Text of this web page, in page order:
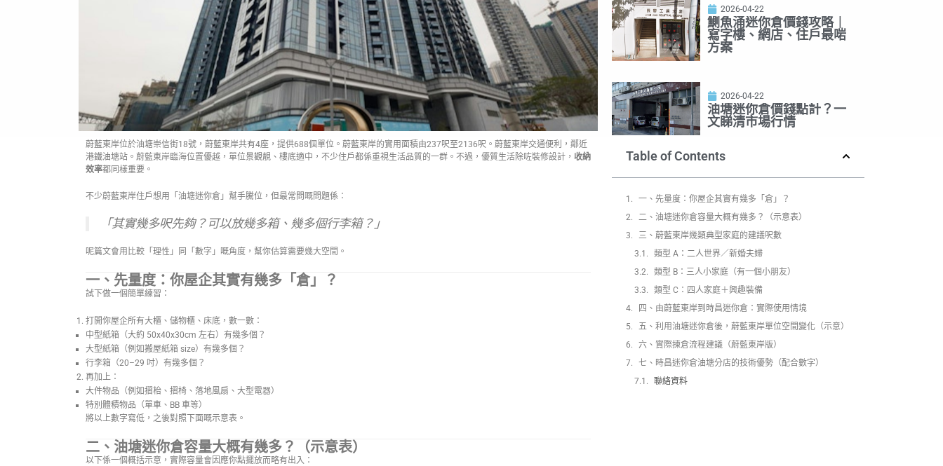
蔚藍東岸位於油塘崇信街18號，蔚藍東岸共有4座，提供688個單位。蔚藍東岸的實用面積由237呎至2136呎。蔚藍東岸交通便利，鄰近
港鐵油塘站。蔚藍東岸臨海位置優越，單位景觀靚、樓底適中，不少住戶都係重視生活品質的一群。不過，優質生活除咗裝修設計， 收納
效率都同樣重要。
不少蔚藍東岸住戶想用「油塘迷你倉」幫手騰位，但最常問嘅問題係：
「其實幾多呎先夠？可以放幾多箱、幾多個行李箱？」
呢篇文會用比較「理性」同「數字」嘅角度，幫你估算需要幾大空間。
一、先量度：你屋企其實有幾多「倉」？
試下做一個簡單練習：
打開你屋企所有大櫃、儲物櫃、床底，數一數：
中型紙箱（大約 50x40x30cm 左右）有幾多個？
大型紙箱（例如搬屋紙箱 size）有幾多個？
行李箱（20–29 吋）有幾多個？
再加上：
大件物品（例如摺枱、摺椅、落地風扇、大型電器）
特別體積物品（單車、BB 車等）
將以上數字寫低，之後對照下面嘅示意表。
二、油塘迷你倉容量大概有幾多？（示意表）
以下係一個概括示意，實際容量會因應你點擺放而略有出入：
2026-04-22
鰂魚涌迷你倉價錢攻略｜
寫字樓、網店、住戶最啱
方案
2026-04-22
油塘迷你倉價錢點計？一
文睇清市場行情
Table of Contents
一、先量度：你屋企其實有幾多「倉」？
二、油塘迷你倉容量大概有幾多？（示意表）
三、蔚藍東岸幾類典型家庭的建議呎數
類型 A：二人世界／新婚夫婦
類型 B：三人小家庭（有一個小朋友）
類型 C：四人家庭＋興趣裝備
四、由蔚藍東岸到時昌迷你倉：實際使用情境
五、利用油塘迷你倉後，蔚藍東岸單位空間變化（示意）
六、實際揀倉流程建議（蔚藍東岸版）
七、時昌迷你倉油塘分店的技術優勢（配合數字）
聯絡資料